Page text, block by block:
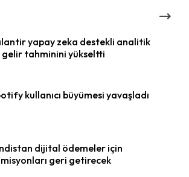
yapay zeka destekli analitik
gelir tahminini yükseltti
kullanıcı büyümesi yavaşladı
dijital ödemeler için
geri getirecek